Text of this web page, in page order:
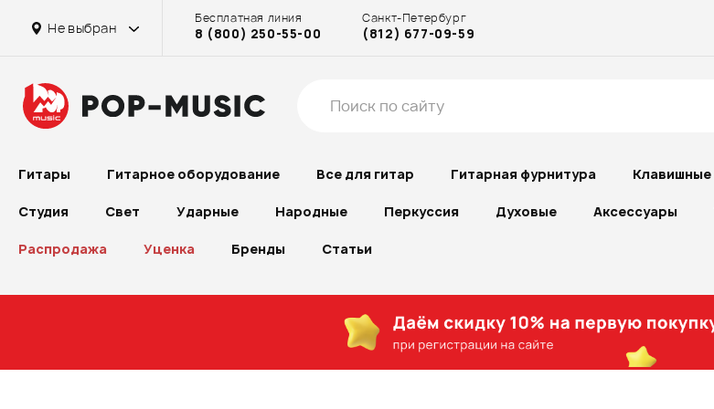
Не выбран
Бесплатная линия
8 (800) 250-55-00
Санкт-Петербург
(812) 677-09-59
Гитары Гитарное оборудование Все для гитар Гитарная фурнитура Клавишные
Студия Свет Ударные Народные Перкуссия Духовые Аксессуары
Распродажа Уценка Бренды Статьи
на Рубинштейна
на Октябрьском поле